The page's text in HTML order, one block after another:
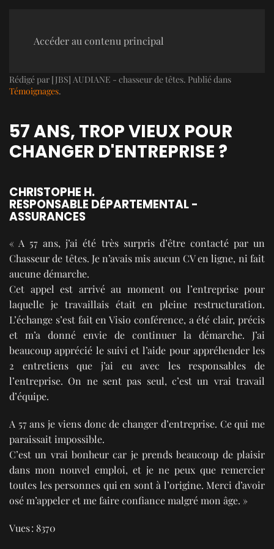
Accéder au contenu principal
Rédigé par [JBS] AUDIANE - chasseur de têtes. Publié dans
Témoignages.
57 ANS, TROP VIEUX POUR
CHANGER D'ENTREPRISE ?
CHRISTOPHE H.
RESPONSABLE DÉPARTEMENTAL -
ASSURANCES
« A 57 ans, j’ai été très surpris d’être contacté par un
Chasseur de têtes. Je n’avais mis aucun CV en ligne, ni fait
aucune démarche.
Cet appel est arrivé au moment ou l’entreprise pour
laquelle je travaillais était en pleine restructuration.
L’échange s’est fait en Visio conférence, a été clair, précis
et m’a donné envie de continuer la démarche. J’ai
beaucoup apprécié le suivi et l’aide pour appréhender les
2 entretiens que j’ai eu avec les responsables de
l’entreprise. On ne sent pas seul, c’est un vrai travail
d’équipe.
A 57 ans je viens donc de changer d’entreprise. Ce qui me
paraissait impossible.
C’est un vrai bonheur car je prends beaucoup de plaisir
dans mon nouvel emploi, et je ne peux que remercier
toutes les personnes qui en sont à l’origine. Merci d’avoir
osé m’appeler et me faire confiance malgré mon âge. »
Vues : 8370